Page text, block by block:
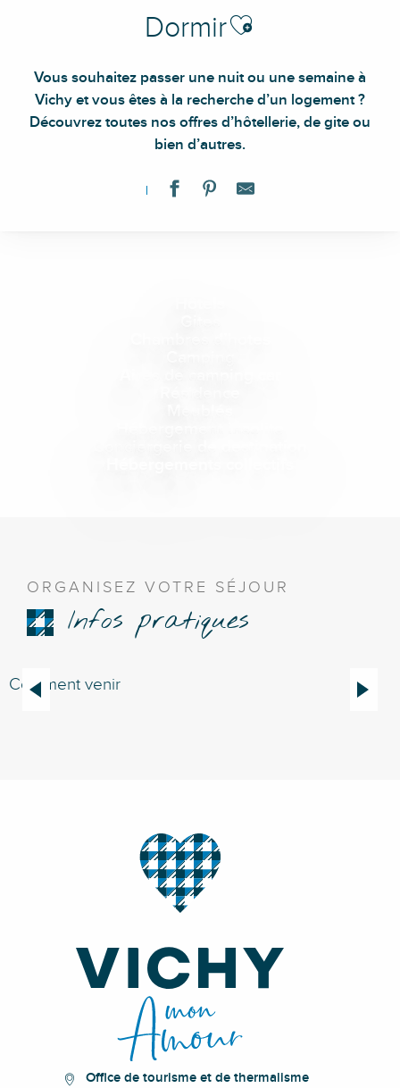
Dormir Ajouter aux favoris
Vous souhaitez passer une nuit ou une semaine à
Vichy et vous êtes à la recherche d’un logement ?
Découvrez toutes nos offres d’hôtellerie, de gite ou
bien d’autres.
ORGANISEZ VOTRE SÉJOUR
Infos pratiques
Comment venir
Office de tourisme et de thermalisme